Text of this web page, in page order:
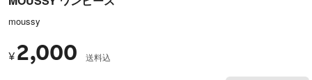
moussy
¥ 2,000 送料込